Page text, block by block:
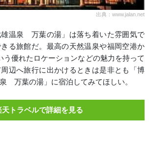
出典：www.jalan.net
温泉 万葉の湯」は落ち着いた雰囲気で
る旅館だ。最高の天然温泉や福岡空港か
う優れたロケーションなどの魅力を持って
辺へ旅行に出かけるときは是非とも「博
万葉の湯」に宿泊してみてほしい。
天トラベルで詳細を見る